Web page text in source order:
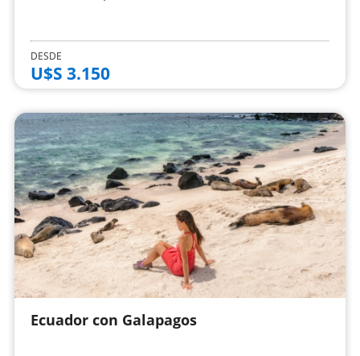
DESDE
U$S 3.150
Ecuador con Galapagos